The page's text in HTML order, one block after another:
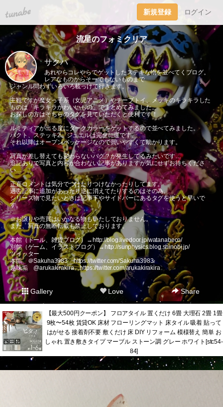
tuna.be 新規登録 ログイン
流星のフォミクリア
サクハ
あれやらコレやらでゲットしたステキな物を並べてくブログ。
レアなものからそーでもないものまで
ジャンル問わずいろいろ載っけて行きます。
主観ですが魔女っ子系（女児アニメ）やチープトイ、メッキのキラキラした
ものは「キラキラかわいいもの」でまとめてみました。
お探しの方はそちらのタグを見ていただくと便利です！
ルミティアが出る度にダークカラーをゲットするので並べてみました。
パクト、ステッキ2、ジュエルは完全に運です。
それ以降はオープンパッケージなので買いやすくて助かります。
写真が差し替えても変わらないバグ？が発生してるみたいです…
追記ありで写真と内容が合わない記事がありますが気にせずお待ちくださ
い…
正直コメントは気分でつけたりつけなかったりしてます。
過去記事に追加があったり逆に消えてたりするのはその為。
シリーズ物で見たいときは記事下やサイドバーにあるタグを使うと早いで
す。
※お譲りや売買はいかなる物もいたしておりません。
また、写真の無断転載も禁止しております。
本館（ドール、雑貨ブログ）→ http://blog.livedoor.jp/watanabeco/
別館（ゲーム、イラストブログ）→ http://sunphysics.blog.shinobi.jp/
ツイッター
本垢 ＠Sakuha3983https://twitter.com/Sakuha3983
趣味垢 @arukakirakirahttps://twitter.com/arukakirakira
Gallery Love Share
【最大500円クーポン】 フロアタイル 置くだけ 6畳 大理石 2畳 1畳
9枚〜54枚 賃貸OK 床材 フローリングマット 床タイル 吸着 貼って
はがせる 接着剤不要 敷くだけ 床 DIY リフォーム 模様替え 簡単 お
しゃれ 置き敷きタイプ マーブル ストーン調 グレー ホワイト[stc54-
84]